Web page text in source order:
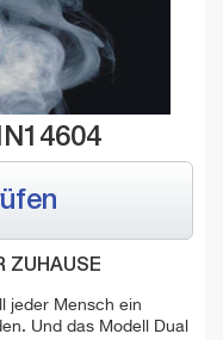
ZUHAUSE
jeder Mensch ein
Und das Modell Dual